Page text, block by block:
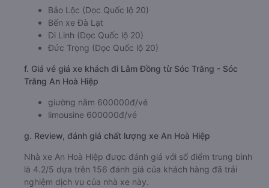
Bảo Lộc (Dọc Quốc lộ 20)
Bến xe Đà Lạt
Di Linh (Dọc Quốc lộ 20)
Đức Trọng (Dọc Quốc lộ 20)
f. Giá vé giá xe khách đi Lâm Đồng từ Sóc Trăng - Sóc
Trăng An Hoà Hiệp
giường nằm 600000đ/vé
limousine 600000đ/vé
g. Review, đánh giá chất lượng xe An Hoà Hiệp
Nhà xe An Hoà Hiệp được đánh giá với số điểm trung bình
là 4.2/5 dựa trên 156 đánh giá của khách hàng đã trải
nghiệm dịch vụ của nhà xe này.